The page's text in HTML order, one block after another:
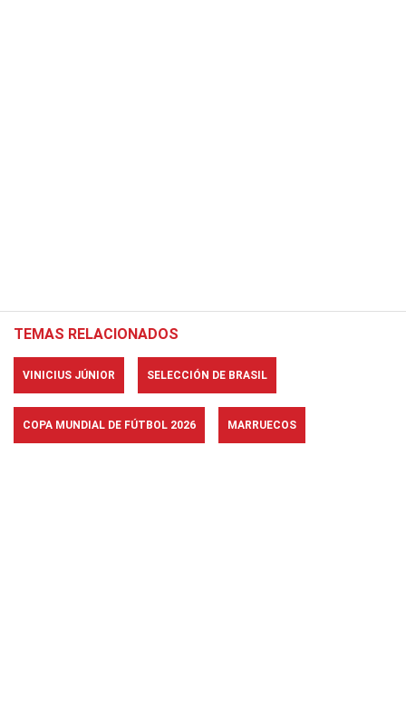
TEMAS RELACIONADOS
VINICIUS JÚNIOR SELECCIÓN DE BRASIL
COPA MUNDIAL DE FÚTBOL 2026 MARRUECOS